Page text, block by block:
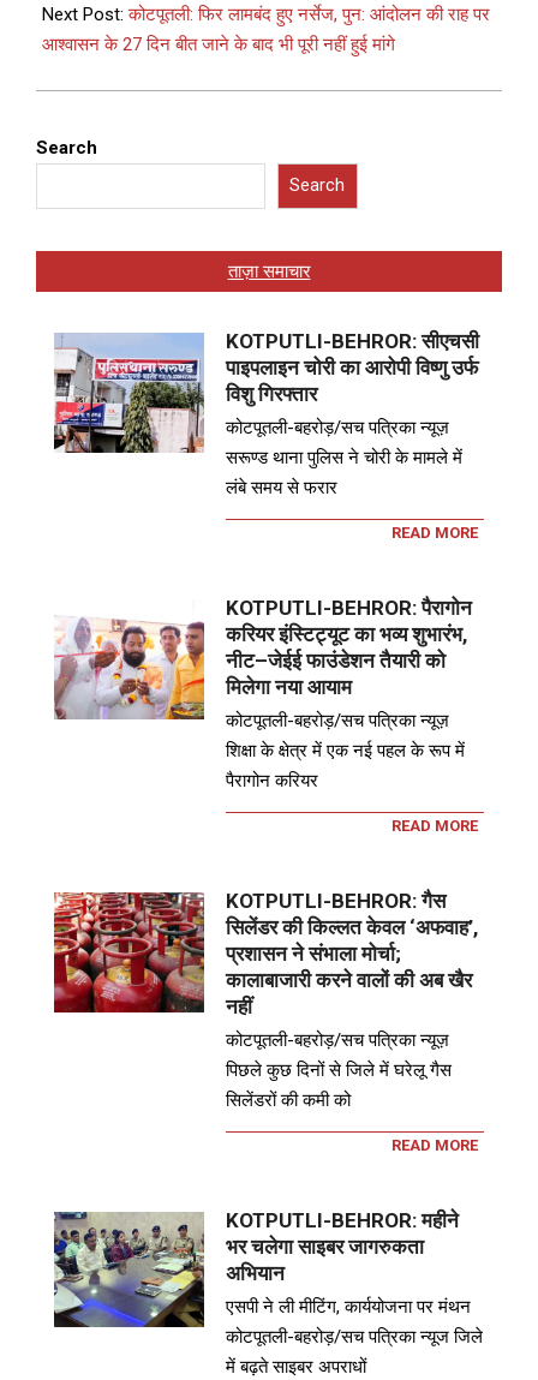
Next Post:कोटपूतली: फिर लामबंद हुए नर्सेज, पुन: आंदोलन की राह पर
आश्वासन के 27 दिन बीत जाने के बाद भी पूरी नहीं हुई मांगे
Search
Search
ताज़ा समाचार
KOTPUTLI-BEHROR: सीएचसी
पाइपलाइन चोरी का आरोपी विष्णु उर्फ
विशु गिरफ्तार
कोटपूतली-बहरोड़/सच पत्रिका न्यूज़
सरूण्ड थाना पुलिस ने चोरी के मामले में
लंबे समय से फरार
READ MORE
KOTPUTLI-BEHROR: पैरागोन
करियर इंस्टिट्यूट का भव्य शुभारंभ,
नीट–जेईई फाउंडेशन तैयारी को
मिलेगा नया आयाम
कोटपूतली-बहरोड़/सच पत्रिका न्यूज़
शिक्षा के क्षेत्र में एक नई पहल के रूप में
पैरागोन करियर
READ MORE
KOTPUTLI-BEHROR: गैस
सिलेंडर की किल्लत केवल ‘अफवाह’,
प्रशासन ने संभाला मोर्चा;
कालाबाजारी करने वालों की अब खैर
नहीं
कोटपूतली-बहरोड़/सच पत्रिका न्यूज़
पिछले कुछ दिनों से जिले में घरेलू गैस
सिलेंडरों की कमी को
READ MORE
KOTPUTLI-BEHROR: महीने
भर चलेगा साइबर जागरुकता
अभियान
एसपी ने ली मीटिंग, कार्ययोजना पर मंथन
कोटपूतली-बहरोड़/सच पत्रिका न्यूज जिले
में बढ़ते साइबर अपराधों